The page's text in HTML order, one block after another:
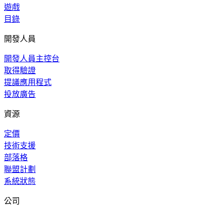
遊戲
目錄
開發人員
開發人員主控台
取得驗證
提議應用程式
投放廣告
資源
定價
技術支援
部落格
聯盟計劃
系統狀態
公司